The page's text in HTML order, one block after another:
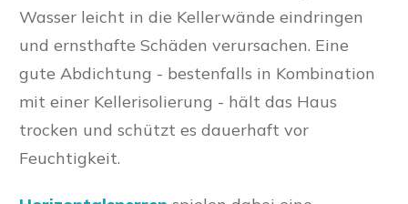
Wasser leicht in die Kellerwände eindringen
und ernsthafte Schäden verursachen. Eine
gute Abdichtung - bestenfalls in Kombination
mit einer Kellerisolierung - hält das Haus
trocken und schützt es dauerhaft vor
Feuchtigkeit.